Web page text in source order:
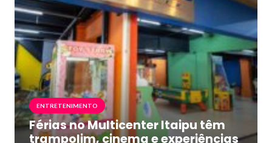
ENTRETENIMENTO
Férias no Multicenter Itaipu têm
trampolim, cinema e experiências